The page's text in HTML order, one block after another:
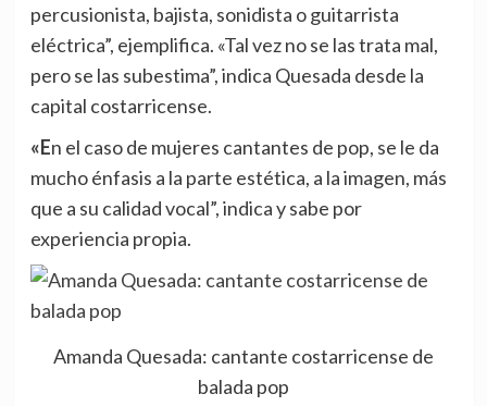
percusionista, bajista, sonidista o guitarrista
eléctrica”, ejemplifica. «Tal vez no se las trata mal,
pero se las subestima”, indica Quesada desde la
capital costarricense.
«En el caso de mujeres cantantes de pop, se le da
mucho énfasis a la parte estética, a la imagen, más
que a su calidad vocal”, indica y sabe por
experiencia propia.
Amanda Quesada: cantante costarricense de
balada pop